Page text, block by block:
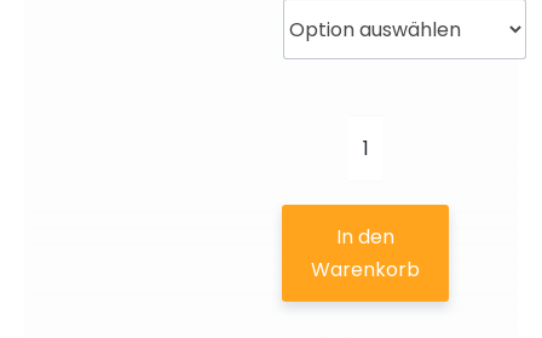
Brandenburger
Berlin
|
In den
Warenkorb